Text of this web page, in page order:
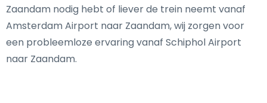
Zaandam nodig hebt of liever de trein neemt vanaf
Amsterdam Airport naar Zaandam, wij zorgen voor
een probleemloze ervaring vanaf Schiphol Airport
naar Zaandam.